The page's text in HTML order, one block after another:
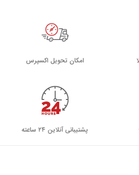
اﻣﮑﺎن ﺗﺤﻮﯾﻞ اﮐﺴﭙﺮس
پشتیبانی آنلاین ۲۴ ساعته